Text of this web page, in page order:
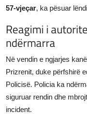
57-vjeçar, ka pësuar
Reagimi i
ndërmarra
Në vendin e ngjarjes
Prizrenit, duke përfshirë
Policisë. Policia ka
siguruar rendin dhe
incident.